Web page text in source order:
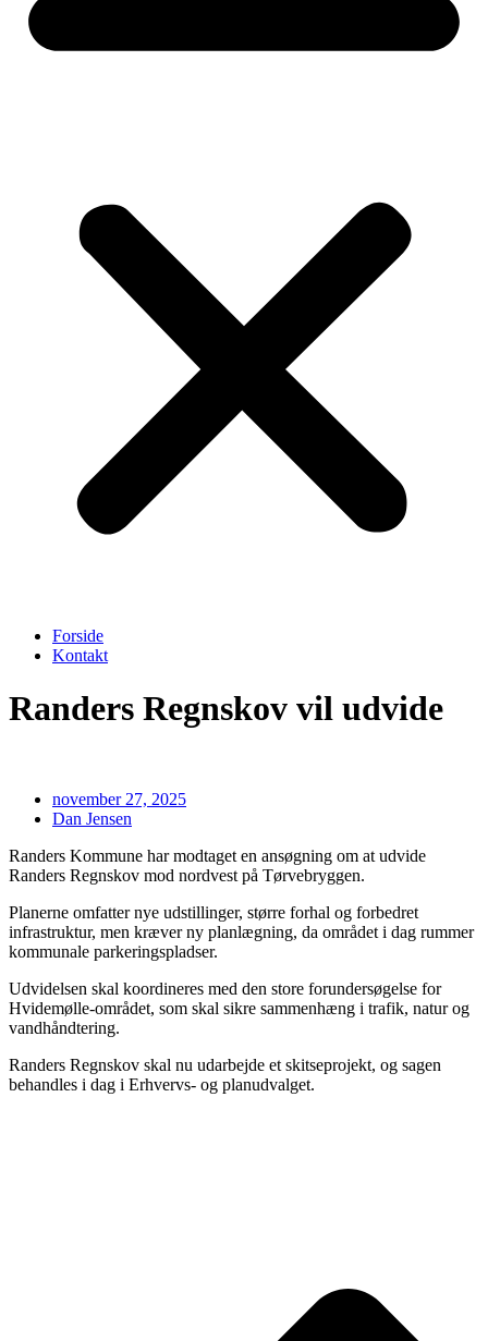
Forside
Kontakt
Randers Regnskov vil udvide
november 27, 2025
Dan Jensen
Randers Kommune har modtaget en ansøgning om at udvide
Randers Regnskov mod nordvest på Tørvebryggen.
Planerne omfatter nye udstillinger, større forhal og forbedret
infrastruktur, men kræver ny planlægning, da området i dag rummer
kommunale parkeringspladser.
Udvidelsen skal koordineres med den store forundersøgelse for
Hvidemølle-området, som skal sikre sammenhæng i trafik, natur og
vandhåndtering.
Randers Regnskov skal nu udarbejde et skitseprojekt, og sagen
behandles i dag i Erhvervs- og planudvalget.